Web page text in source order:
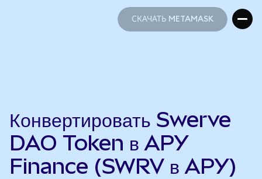
СКАЧАТЬ METAMASK
Конвертировать Swerve
DAO Token в APY
Finance (SWRV в APY)